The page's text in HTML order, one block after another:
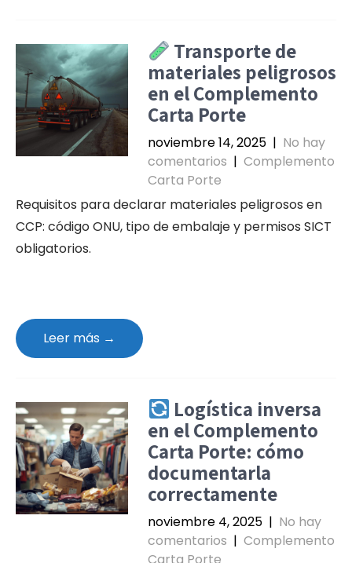
Transporte de
materiales peligrosos
en el Complemento
Carta Porte
noviembre 14, 2025 | No hay
comentarios | Complemento
Carta Porte
Requisitos para declarar materiales peligrosos en
CCP: código ONU, tipo de embalaje y permisos SICT
obligatorios.
Leer más →
Logística inversa
en el Complemento
Carta Porte: cómo
documentarla
correctamente
noviembre 4, 2025 | No hay
comentarios | Complemento